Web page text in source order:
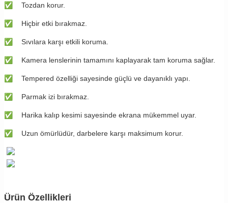
✅ Tozdan korur.
✅ ​Hiçbir etki bırakmaz.
✅ Sıvılara karşı etkili koruma.
✅ Kamera lenslerinin tamamını kaplayarak tam koruma sağlar.
✅ Tempered özelliği sayesinde güçlü ve dayanıklı yapı.
✅ ​Parmak izi bırakmaz. ​
✅ ​Harika kalıp kesimi sayesinde ekrana mükemmel uyar.
✅ Uzun ömürlüdür, darbelere karşı maksimum korur.
Ürün Özellikleri